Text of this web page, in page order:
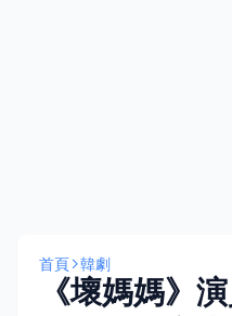
首頁 韓劇
《壞媽媽》